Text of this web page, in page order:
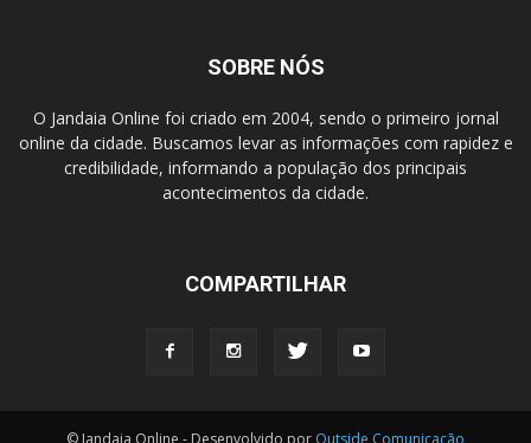
SOBRE NÓS
O Jandaia Online foi criado em 2004, sendo o primeiro jornal
online da cidade. Buscamos levar as informações com rapidez e
credibilidade, informando a população dos principais
acontecimentos da cidade.
COMPARTILHAR